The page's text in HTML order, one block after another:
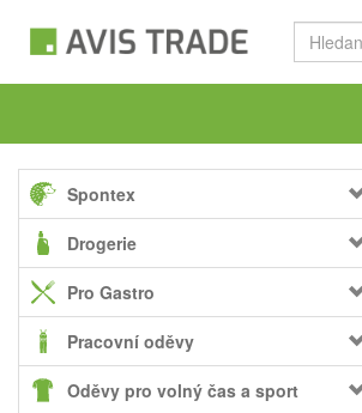
Spontex
Drogerie
Pro Gastro
Pracovní oděvy
Oděvy pro volný čas a sport